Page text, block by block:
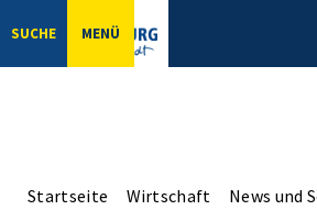
SUCHE MENÜ
Startseite Wirtschaft News und